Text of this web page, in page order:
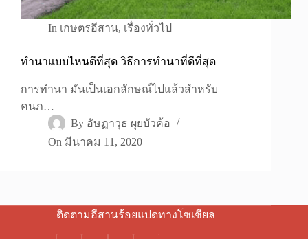
In เกษตรอีสาน, เรื่องทั่วไป
ทำนาแบบไหนดีที่สุด วิธีการทำนาที่ดีที่สุด
การทำนา มันเป็นเอกลักษณ์ไปแล้วสำหรับ
คนภ…
By อัษฏาวุธ ผุยบัวค้อ
On มีนาคม 11, 2020
ติดตามอีสานร้อยแปดทางโซเชียล